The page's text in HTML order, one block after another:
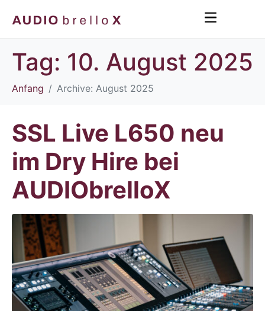
Tag: 10. August 2025
Anfang Archive: August 2025
SSL Live L650 neu
im Dry Hire bei
AUDIObrelloX